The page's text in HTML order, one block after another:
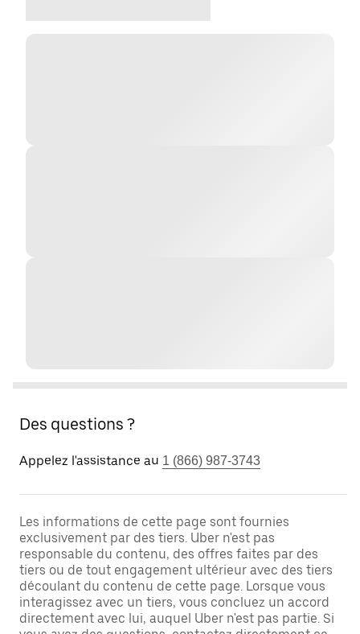
Des questions ?
Appelez l'assistance au 1 (866) 987-3743
Les informations de cette page sont fournies
exclusivement par des tiers. Uber n'est pas
responsable du contenu, des offres faites par des
tiers ou de tout engagement ultérieur avec des tiers
découlant du contenu de cette page. Lorsque vous
interagissez avec un tiers, vous concluez un accord
directement avec lui, auquel Uber n'est pas partie. Si